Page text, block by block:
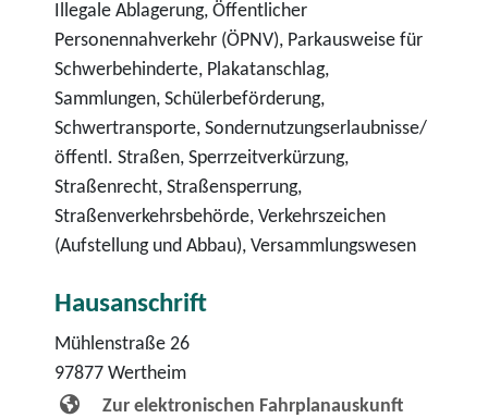
Illegale Ablagerung, Öffentlicher
Personennahverkehr (ÖPNV), Parkausweise für
Schwerbehinderte, Plakatanschlag,
Sammlungen, Schülerbeförderung,
Schwertransporte, Sondernutzungserlaubnisse/
öffentl. Straßen, Sperrzeitverkürzung,
Straßenrecht, Straßensperrung,
Straßenverkehrsbehörde, Verkehrszeichen
(Aufstellung und Abbau), Versammlungswesen
Hausanschrift
Mühlenstraße 26
97877 Wertheim
Zur elektronischen Fahrplanauskunft